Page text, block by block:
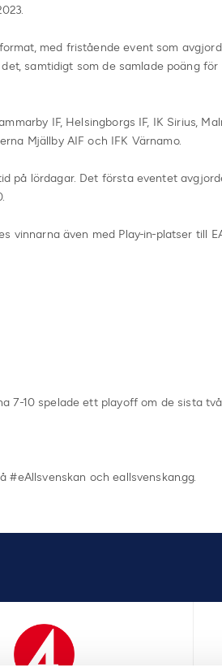
med fristående event som
samtidigt som de samlade poäng
IF, Helsingborgs IF, IK Sirius,
Mjällby AIF och IFK Värnamo.
på lördagar. Det första eventet
även med Play-in-platser till
7-10 spelade ett playoff om de sista
#eAllsvenskan och eallsvenskan.gg.